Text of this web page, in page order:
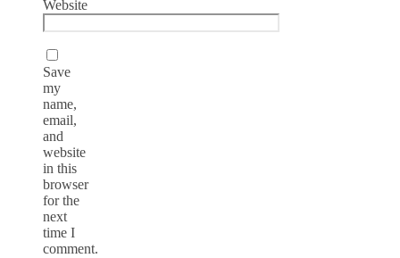
Website
Save
my
name,
email,
and
website
in this
browser
for the
next
time I
comment.